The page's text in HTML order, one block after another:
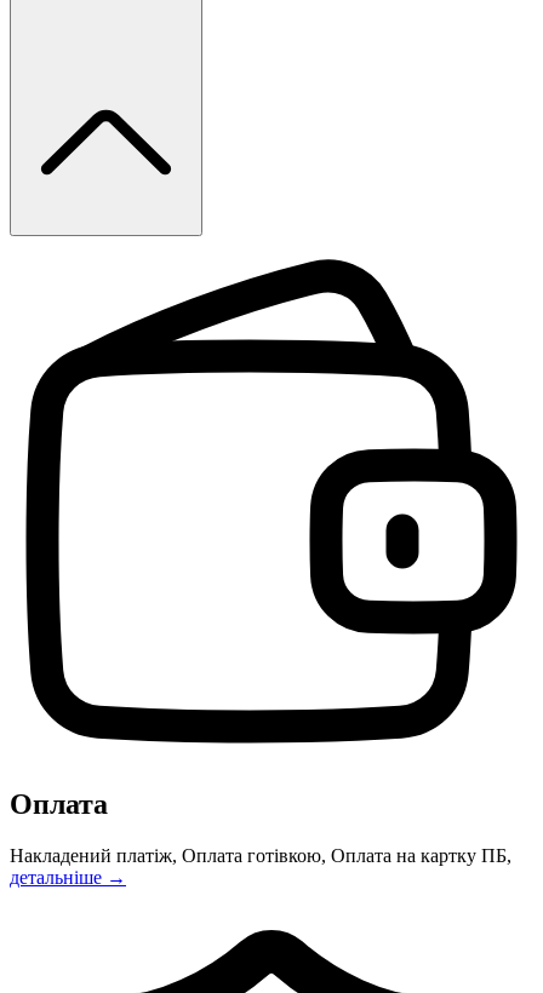
Оплата
Накладений платіж, Оплата готівкою, Оплата на картку ПБ,
детальніше →